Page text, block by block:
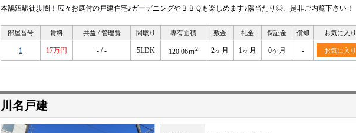
本鵠沼駅徒歩圏！広々お庭付の戸建住宅♪ガーデニングやＢＢＱも楽しめます♪陽当たり◎、是非ご内覧下さい！
部屋番号 賃料 共益 / 管理費 間取り 専有面積 敷金 礼金 保証金 償却 お気に入り
1 17万円 - / - 5LDK 120.06ｍ2 2ヶ月 1ヶ月 0ヶ月 - お気に入り
川名戸建